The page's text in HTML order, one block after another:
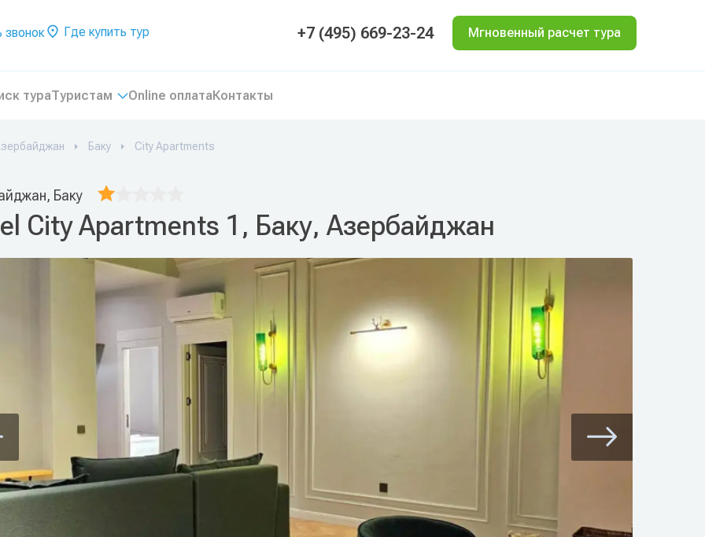
звонок Где купить тур +7 (495) 669-23-24 Мгновенный расчет тура
тураТуристам Online оплатаКонтакты
Баку City Apartments
Баку
City Apartments 1, Баку, Азербайджан